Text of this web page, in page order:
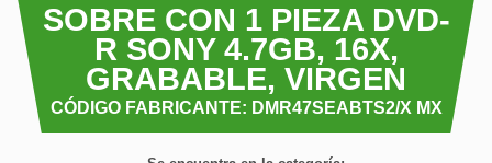
SOBRE CON 1 PIEZA DVD-
R SONY 4.7GB, 16X,
GRABABLE, VIRGEN
CÓDIGO FABRICANTE: DMR47SEABTS2/X MX